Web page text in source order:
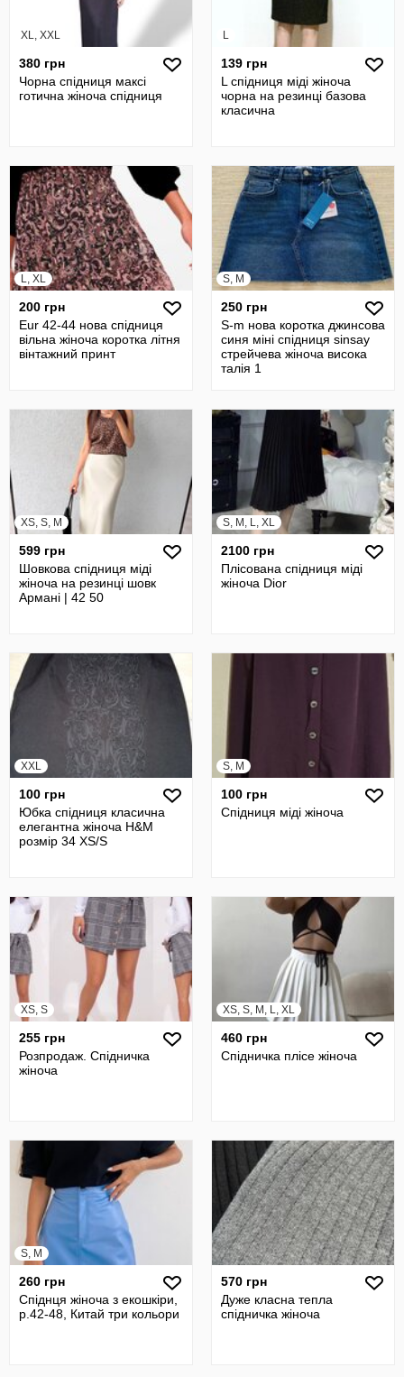
XL, XXL
380 грн
Чорна спідниця максі
готична жіноча спідниця
L
139 грн
L спідниця міді жіноча
чорна на резинці базова
класична
L, XL
200 грн
Eur 42-44 нова спідниця
вільна жіноча коротка літня
вінтажний принт
S, M
250 грн
S-m нова коротка джинсова
синя міні спідниця sinsay
стрейчева жіноча висока
талія 1
XS, S, M
599 грн
Шовкова спідниця міді
жіноча на резинці шовк
Армані | 42 50
S, M, L, XL
2100 грн
Плісована спідниця міді
жіноча Dior
XXL
100 грн
Юбка спідниця класична
елегантна жіноча H&M
розмір 34 XS/S
S, M
100 грн
Спідниця міді жіноча
XS, S
255 грн
Розпродаж. Спідничка
жіноча
XS, S, M, L, XL
460 грн
Спідничка плісе жіноча
S, M
260 грн
Спіднця жіноча з екошкіри,
р.42-48, Китай три кольори
570 грн
Дуже класна тепла
спідничка жіноча